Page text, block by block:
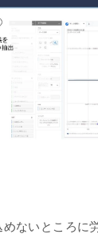
ないところに